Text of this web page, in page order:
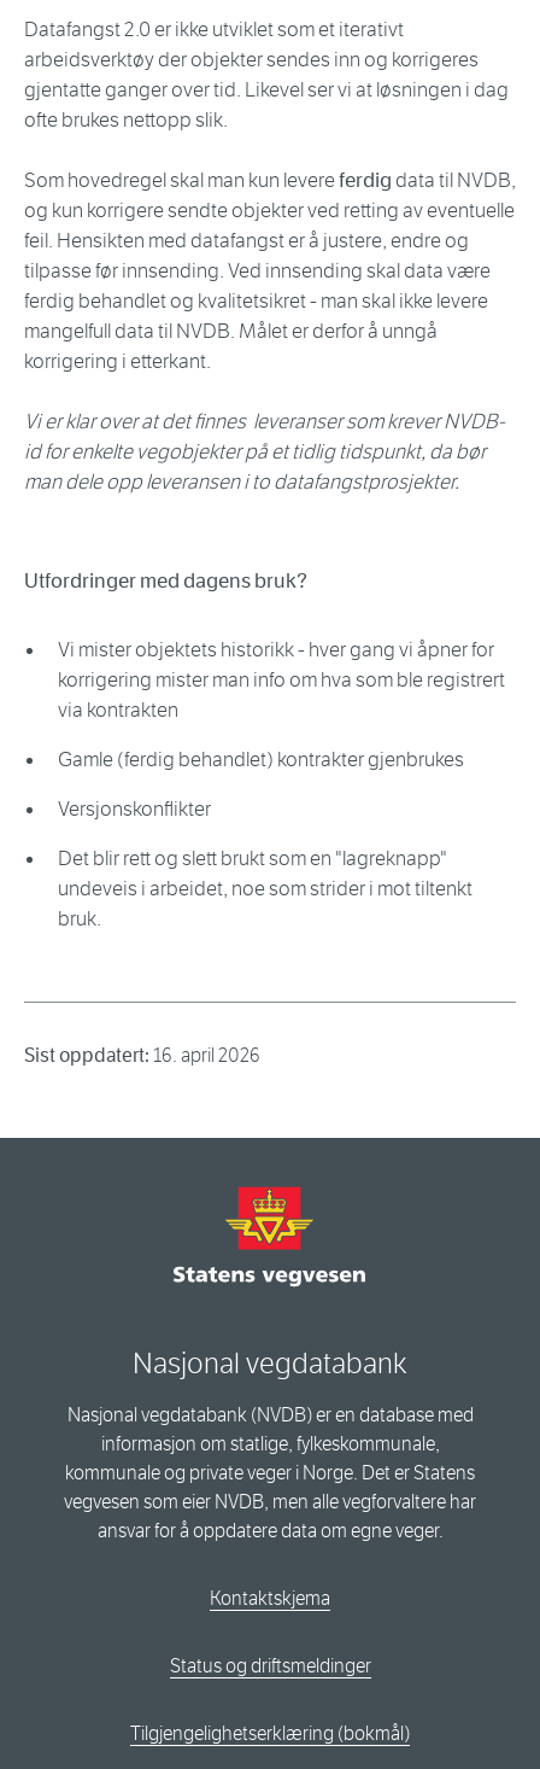
Datafangst 2.0 er ikke utviklet som et iterativt
arbeidsverktøy der objekter sendes inn og korrigeres
gjentatte ganger over tid. Likevel ser vi at løsningen i dag
ofte brukes nettopp slik.
Som hovedregel skal man kun levereferdigdata til NVDB,
og kun korrigere sendte objekter ved retting av eventuelle
feil. Hensikten med datafangst er å justere, endre og
tilpasse før innsending. Ved innsending skal data være
ferdig behandlet og kvalitetsikret - man skal ikke levere
mangelfull data til NVDB. Målet er derfor å unngå
korrigering i etterkant.
Vi er klar over at det finnes leveranser som krever NVDB-
id for enkelte vegobjekter på et tidlig tidspunkt, da bør
man dele opp leveransen i to datafangstprosjekter.
Utfordringer med dagens bruk?
Vi mister objektets historikk - hver gang vi åpner for
korrigering mister man info om hva som ble registrert
via kontrakten
Gamle (ferdig behandlet) kontrakter gjenbrukes
Versjonskonflikter
Det blir rett og slett brukt som en "lagreknapp"
undeveis i arbeidet, noe som strider i mot tiltenkt
bruk.
Sist oppdatert: 16. april 2026
Nasjonal vegdatabank
Nasjonal vegdatabank (NVDB) er en database med
informasjon om statlige, fylkeskommunale,
kommunale og private veger i Norge. Det er Statens
vegvesen som eier NVDB, men alle vegforvaltere har
ansvar for å oppdatere data om egne veger.
Kontaktskjema
Status og driftsmeldinger
Tilgjengelighetserklæring (bokmål)